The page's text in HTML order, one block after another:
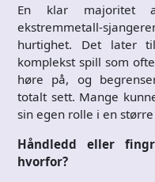
En klar majoritet
ekstremmetall-
hurtighet. Det later
komplekst spill som
høre på, og
totalt sett. Mange
sin egen rolle i en
Håndledd eller
hvorfor?